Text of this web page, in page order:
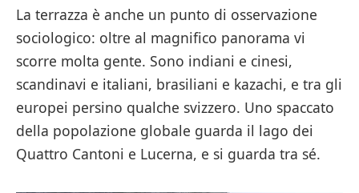
La terrazza è anche un punto di osservazione
sociologico: oltre al magnifico panorama vi
scorre molta gente. Sono indiani e cinesi,
scandinavi e italiani, brasiliani e kazachi, e tra gli
europei persino qualche svizzero. Uno spaccato
della popolazione globale guarda il lago dei
Quattro Cantoni e Lucerna, e si guarda tra sé.